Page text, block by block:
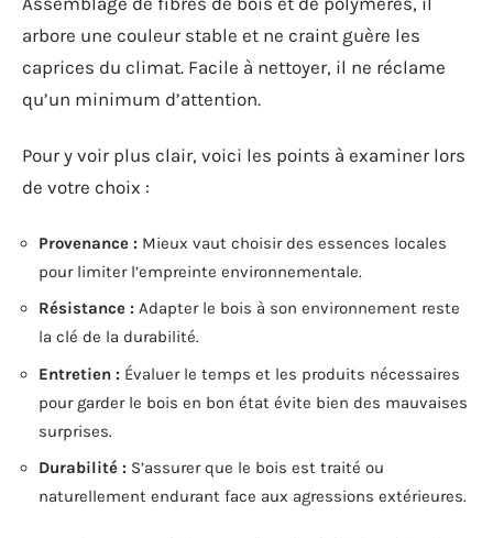
arbore une couleur stable et ne craint guère les
caprices du climat. Facile à nettoyer, il ne réclame
qu’un minimum d’attention.
Pour y voir plus clair, voici les points à examiner lors
de votre choix :
Provenance : Mieux vaut choisir des essences locales
pour limiter l’empreinte environnementale.
Résistance : Adapter le bois à son environnement reste
la clé de la durabilité.
Entretien : Évaluer le temps et les produits nécessaires
pour garder le bois en bon état évite bien des mauvaises
surprises.
Durabilité : S’assurer que le bois est traité ou
naturellement endurant face aux agressions extérieures.